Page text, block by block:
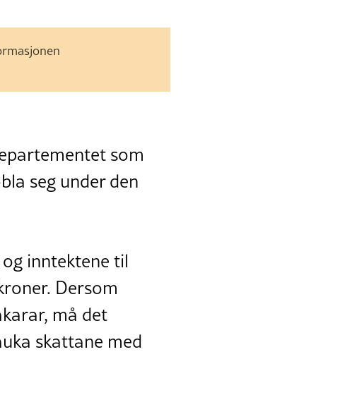
som
seg under den
inntektene til
Dersom
må det
skattane med